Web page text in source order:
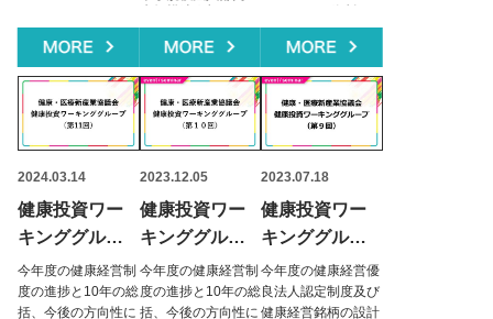
DLツール・資料
お知らせ
その他
掲載予定です。
お知らせ
2024.03.14
健康投資ワー
キンググルー
プ 第11回
3/15開催（当
今年度の健康経営制
度の進捗と10年の総
括、今後の方向性に
2023.12.05
健康投資ワー
キンググルー
プ
12/7開催
今年度の健康経営制
度の進捗と10年の総
括、今後の方向性に
2023.07.18
健康投資ワー
キンググルー
プ
7/18開催
今年度の健康経営優
良法人認定制度及び
健康経営銘柄の設計